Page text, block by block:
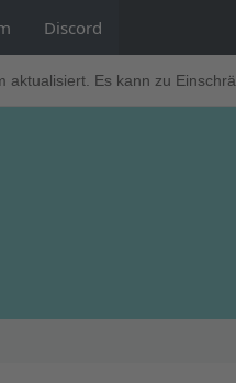
aktualisiert. Es kann zu
Discord